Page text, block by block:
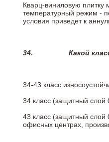
Кварц-виниловую плитку
температурный режим -
условия приведет к
34. Какой
34-43 класс
34 класс (защитный слой
43 класс (защитный слой
офисных центрах,